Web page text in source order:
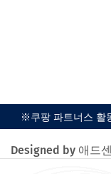
※쿠팡 파트너스 활
Designed by 애드